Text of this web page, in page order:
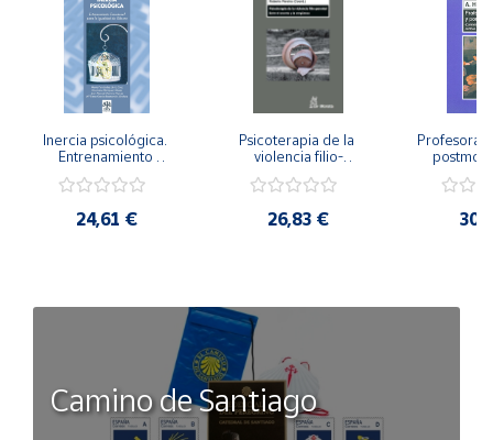
Inercia psicológica.
Entrenamiento
Igualdad de Género.
24,61 €
Psicoterapia de la
violencia filio-
secreto y la
26,83 €
Camino de Santiago